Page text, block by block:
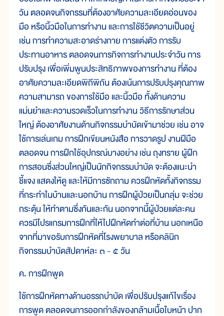
วัน ตลอดจนกิจกรรมที่ต้องอาศัยความละเอียดอ่อนของ
มือ หรือนิ้วมือในการทำงาน และการใช้ชีวิตความเป็นอยู่
เช่น การทำความสะอาดร่างกาย การแต่งตัว การรับ
ประทานอาหาร ตลอดจนภารกิจการทำงานประจำวัน การ
ปรับปรุง เพื่อเพิ่มพูนประสิทธิภาพของการทำงาน ที่ต้อง
อาศัยความละเอียดพิถีพิถัน ต้องเน้นการปรับปรุงคุณภาพ
ความสามารถ ของการใช้มือ และนิ้วมือ ทั้งด้านความ
แม่นยำและความรวดเร็วในการทำงาน วิธีการรักษาส่วน
ใหญ่ ต้องอาศัยงานด้านกิจกรรมบำบัดเข้ามาช่วย เช่น อาจ
ใช้การเล่นเกม การฝึกเขียนหนังสือ การวาดรูป งานฝีมือ
ตลอดจน การฝึกใช้อุปกรณ์บางอย่าง เช่น ถุงทราย ผู้ฝึก
การสอนซึ่งส่วนใหญ่เป็นนักกิจกรรมบำบัด จะต้องแนะนำ
ชี้แจง แสดงให้ดู และให้มีการซักถาม ควรฝึกหัดทั้งกิจกรรม
ที่กระทำในบ้านและนอกบ้าน การฝึกผู้ป่วยเป็นกลุ่ม จะช่วย
กระตุ้น ให้ทำตามซึ่งกันและกัน นอกจากนี้ผู้ป่วยแต่ละคน
ควรมีโปรแกรมการฝึกที่ให้ไปฝึกหัดทำต่อที่บ้าน นอกเหนือ
จากที่มาขอรับการฝึกหัดที่โรงพยาบาล หรือคลินิก
กิจกรรมบำบัดสัปดาห์ละ ๓ - ๕ วัน
ค. การฝึกพูด
ใช้การฝึกหัดทางด้านอรรถบำบัด เพื่อปรับปรุงแก้ไขเรื่อง
การพูด ตลอดจนการออกกำลังของกล้ามเนื้อใบหน้า ปาก